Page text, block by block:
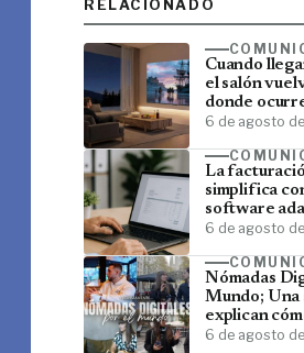
RELACIONADO
Cuando
el salón
donde
convierte el
6 de agosto
La
simplifica
software
6 de agosto
Nómadas
Mundo; Una
explican
y viajan por
6 de agosto